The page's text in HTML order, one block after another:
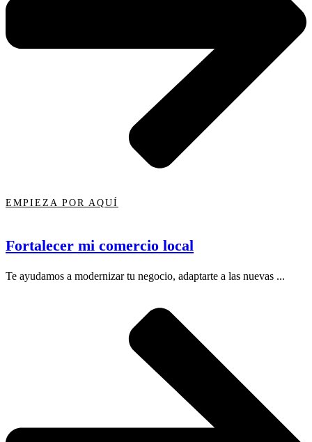
EMPIEZA POR AQUÍ
Fortalecer mi comercio local
Te ayudamos a modernizar tu negocio, adaptarte a las nuevas ...